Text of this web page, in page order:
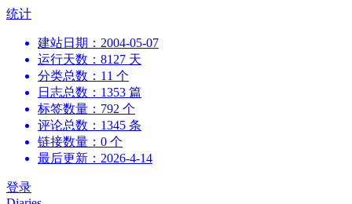
跳
统计
建站日期：2004-05-07
运行天数：8127 天
分类总数：11 个
日志总数：1353 篇
标签数量：792 个
评论总数：1345 条
链接数量：0 个
最后更新：2026-4-14
登录